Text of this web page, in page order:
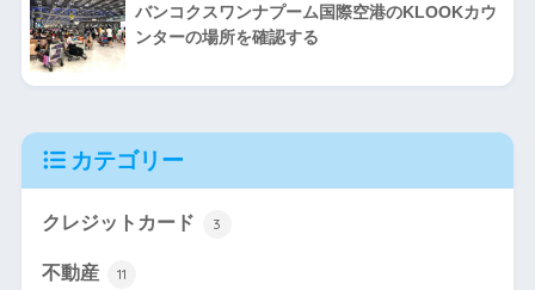
バンコクスワンナプーム国際空港のKLOOKカウ
ンターの場所を確認する
カテゴリー
クレジットカード 3
不動産 11